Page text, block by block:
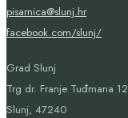
pisarnica@slunj.hr
facebook.com/slunj/
Grad Slunj
Trg dr. Franje Tuđmana 12
Slunj, 47240